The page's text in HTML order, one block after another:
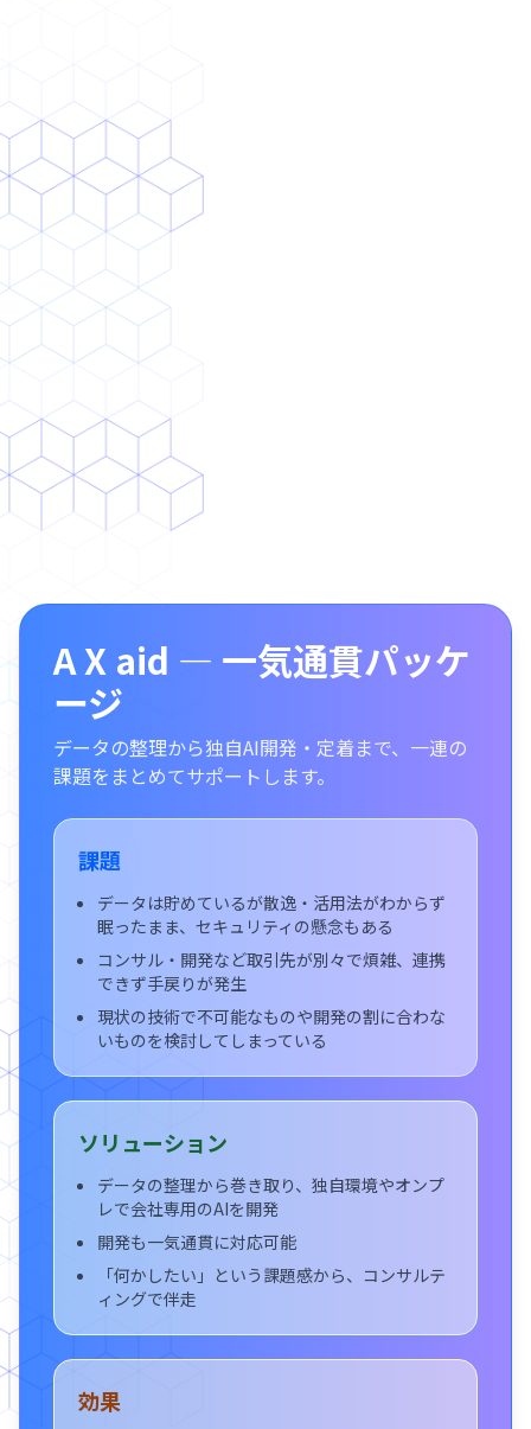
データの蓄積
データ活用
A X aid — 一気通貫パッケ
ージ
データの整理から独自AI開発・定着まで、一連の
課題をまとめてサポートします。
課題
データは貯めているが散逸・活用法がわからず
眠ったまま、セキュリティの懸念もある
コンサル・開発など取引先が別々で煩雑、連携
できず手戻りが発生
現状の技術で不可能なものや開発の割に合わな
いものを検討してしまっている
ソリューション
データの整理から巻き取り、独自環境やオンプ
レで会社専用のAIを開発
開発も一気通貫に対応可能
「何かしたい」という課題感から、コンサルテ
ィングで伴走
効果